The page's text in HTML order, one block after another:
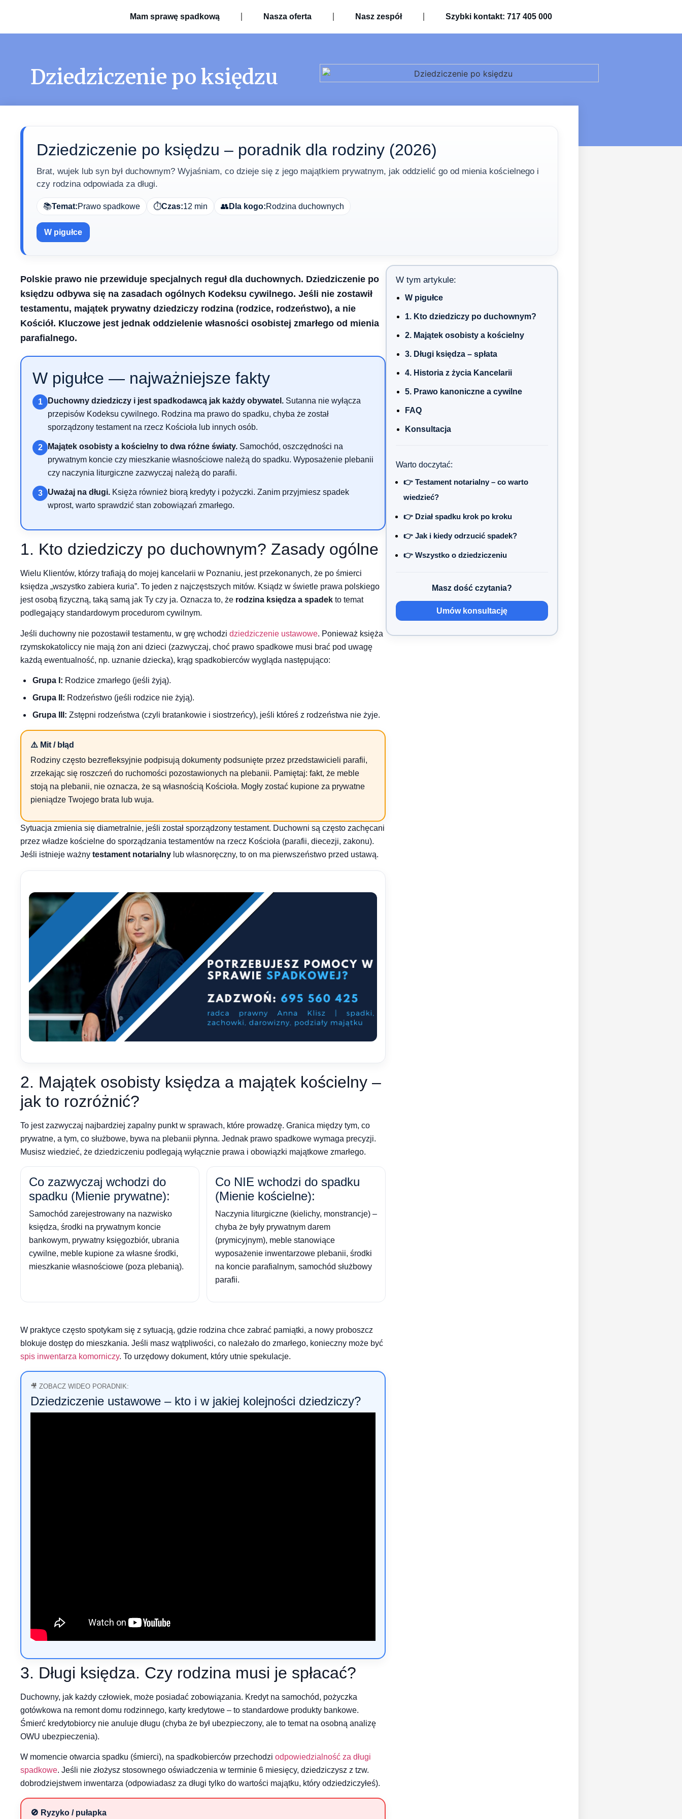
Mam sprawę spadkową Nasza oferta Nasz zespół Szybki kontakt: 717 405 000
Dziedziczenie po księdzu
Dziedziczenie po księdzu – poradnik dla rodziny (2026)
Brat, wujek lub syn był duchownym? Wyjaśniam, co dzieje się z jego majątkiem prywatnym, jak oddzielić go od mienia kościelnego i
czy rodzina odpowiada za długi.
📚Temat:Prawo spadkowe ⏱️Czas:12 min 👥 Dla kogo:Rodzina duchownych
W pigułce
Polskie prawo nie przewiduje specjalnych reguł dla duchownych. Dziedziczenie po
księdzu odbywa się na zasadach ogólnych Kodeksu cywilnego. Jeśli nie zostawił
testamentu, majątek prywatny dziedziczy rodzina (rodzice, rodzeństwo), a nie
Kościół. Kluczowe jest jednak oddzielenie własności osobistej zmarłego od mienia
parafialnego.
W pigułce — najważniejsze fakty
1 Duchowny dziedziczy i jest spadkodawcą jak każdy obywatel. Sutanna nie wyłącza
przepisów Kodeksu cywilnego. Rodzina ma prawo do spadku, chyba że został
sporządzony testament na rzecz Kościoła lub innych osób.
2 Majątek osobisty a kościelny to dwa różne światy. Samochód, oszczędności na
prywatnym koncie czy mieszkanie własnościowe należą do spadku. Wyposażenie plebanii
czy naczynia liturgiczne zazwyczaj należą do parafii.
3 Uważaj na długi. Księża również biorą kredyty i pożyczki. Zanim przyjmiesz spadek
wprost, warto sprawdzić stan zobowiązań zmarłego.
1. Kto dziedziczy po duchownym? Zasady ogólne
Wielu Klientów, którzy trafiają do mojej kancelarii w Poznaniu, jest przekonanych, że po śmierci
księdza „wszystko zabiera kuria”. To jeden z najczęstszych mitów. Ksiądz w świetle prawa polskiego
jest osobą fizyczną, taką samą jak Ty czy ja. Oznacza to, że rodzina księdza a spadek to temat
podlegający standardowym procedurom cywilnym.
Jeśli duchowny nie pozostawił testamentu, w grę wchodzi dziedziczenie ustawowe. Ponieważ księża
rzymskokatoliccy nie mają żon ani dzieci (zazwyczaj, choć prawo spadkowe musi brać pod uwagę
każdą ewentualność, np. uznanie dziecka), krąg spadkobierców wygląda następująco:
Grupa I: Rodzice zmarłego (jeśli żyją).
Grupa II: Rodzeństwo (jeśli rodzice nie żyją).
Grupa III: Zstępni rodzeństwa (czyli bratankowie i siostrzeńcy), jeśli któreś z rodzeństwa nie żyje.
⚠️ Mit / błąd
Rodziny często bezrefleksyjnie podpisują dokumenty podsunięte przez przedstawicieli parafii,
zrzekając się roszczeń do ruchomości pozostawionych na plebanii. Pamiętaj: fakt, że meble
stoją na plebanii, nie oznacza, że są własnością Kościoła. Mogły zostać kupione za prywatne
pieniądze Twojego brata lub wuja.
Sytuacja zmienia się diametralnie, jeśli został sporządzony testament. Duchowni są często zachęcani
przez władze kościelne do sporządzania testamentów na rzecz Kościoła (parafii, diecezji, zakonu).
Jeśli istnieje ważny testament notarialny lub własnoręczny, to on ma pierwszeństwo przed ustawą.
2. Majątek osobisty księdza a majątek kościelny –
jak to rozróżnić?
To jest zazwyczaj najbardziej zapalny punkt w sprawach, które prowadzę. Granica między tym, co
prywatne, a tym, co służbowe, bywa na plebanii płynna. Jednak prawo spadkowe wymaga precyzji.
Musisz wiedzieć, że dziedziczeniu podlegają wyłącznie prawa i obowiązki majątkowe zmarłego.
Co zazwyczaj wchodzi do
spadku (Mienie prywatne):
Samochód zarejestrowany na nazwisko
księdza, środki na prywatnym koncie
bankowym, prywatny księgozbiór, ubrania
cywilne, meble kupione za własne środki,
mieszkanie własnościowe (poza plebanią).
Co NIE wchodzi do spadku
(Mienie kościelne):
Naczynia liturgiczne (kielichy, monstrancje) –
chyba że były prywatnym darem
(prymicyjnym), meble stanowiące
wyposażenie inwentarzowe plebanii, środki
na koncie parafialnym, samochód służbowy
parafii.
W praktyce często spotykam się z sytuacją, gdzie rodzina chce zabrać pamiątki, a nowy proboszcz
blokuje dostęp do mieszkania. Jeśli masz wątpliwości, co należało do zmarłego, konieczny może być
spis inwentarza komorniczy. To urzędowy dokument, który utnie spekulacje.
🎥 ZOBACZ WIDEO PORADNIK:
Dziedziczenie ustawowe – kto i w jakiej kolejności dziedziczy?
3. Długi księdza. Czy rodzina musi je spłacać?
Duchowny, jak każdy człowiek, może posiadać zobowiązania. Kredyt na samochód, pożyczka
gotówkowa na remont domu rodzinnego, karty kredytowe – to standardowe produkty bankowe.
Śmierć kredytobiorcy nie anuluje długu (chyba że był ubezpieczony, ale to temat na osobną analizę
OWU ubezpieczenia).
W momencie otwarcia spadku (śmierci), na spadkobierców przechodzi odpowiedzialność za długi
spadkowe. Jeśli nie złożysz stosownego oświadczenia w terminie 6 miesięcy, dziedziczysz z tzw.
dobrodziejstwem inwentarza (odpowiadasz za długi tylko do wartości majątku, który odziedziczyłeś).
🚫 Ryzyko / pułapka
W tym artykule:
W pigułce
1. Kto dziedziczy po duchownym?
2. Majątek osobisty a kościelny
3. Długi księdza – spłata
4. Historia z życia Kancelarii
5. Prawo kanoniczne a cywilne
FAQ
Konsultacja
Warto doczytać:
👉 Testament notarialny – co warto
wiedzieć?
👉 Dział spadku krok po kroku
👉 Jak i kiedy odrzucić spadek?
👉 Wszystko o dziedziczeniu
Masz dość czytania?
Umów konsultację